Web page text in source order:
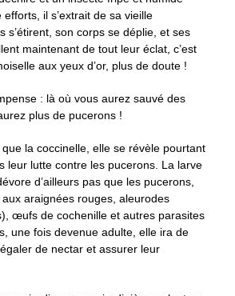
il s’extrait de sa vieille
s’étirent, son corps se déplie, et ses
maintenant de tout leur éclat, c’est
aux yeux d’or, plus de doute !
: là où vous aurez sauvé des
plus de pucerons !
la coccinelle, elle se révèle pourtant
leur lutte contre les pucerons. La larve
d’ailleurs pas que les pucerons,
aux araignées rouges, aleurodes
œufs de cochenille et autres parasites
une fois devenue adulte, elle ira de
de nectar et assurer leur